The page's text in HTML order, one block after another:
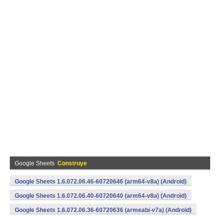
Google Sheets Construye
Google Sheets 1.6.072.06.46-60720646 (arm64-v8a) (Android)
Google Sheets 1.6.072.06.40-60720640 (arm64-v8a) (Android)
Google Sheets 1.6.072.06.36-60720636 (armeabi-v7a) (Android)